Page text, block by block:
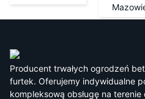
Producent trwałych ogrodzeń
furtek. Oferujemy indywidualne
kompleksową obsługę na terenie